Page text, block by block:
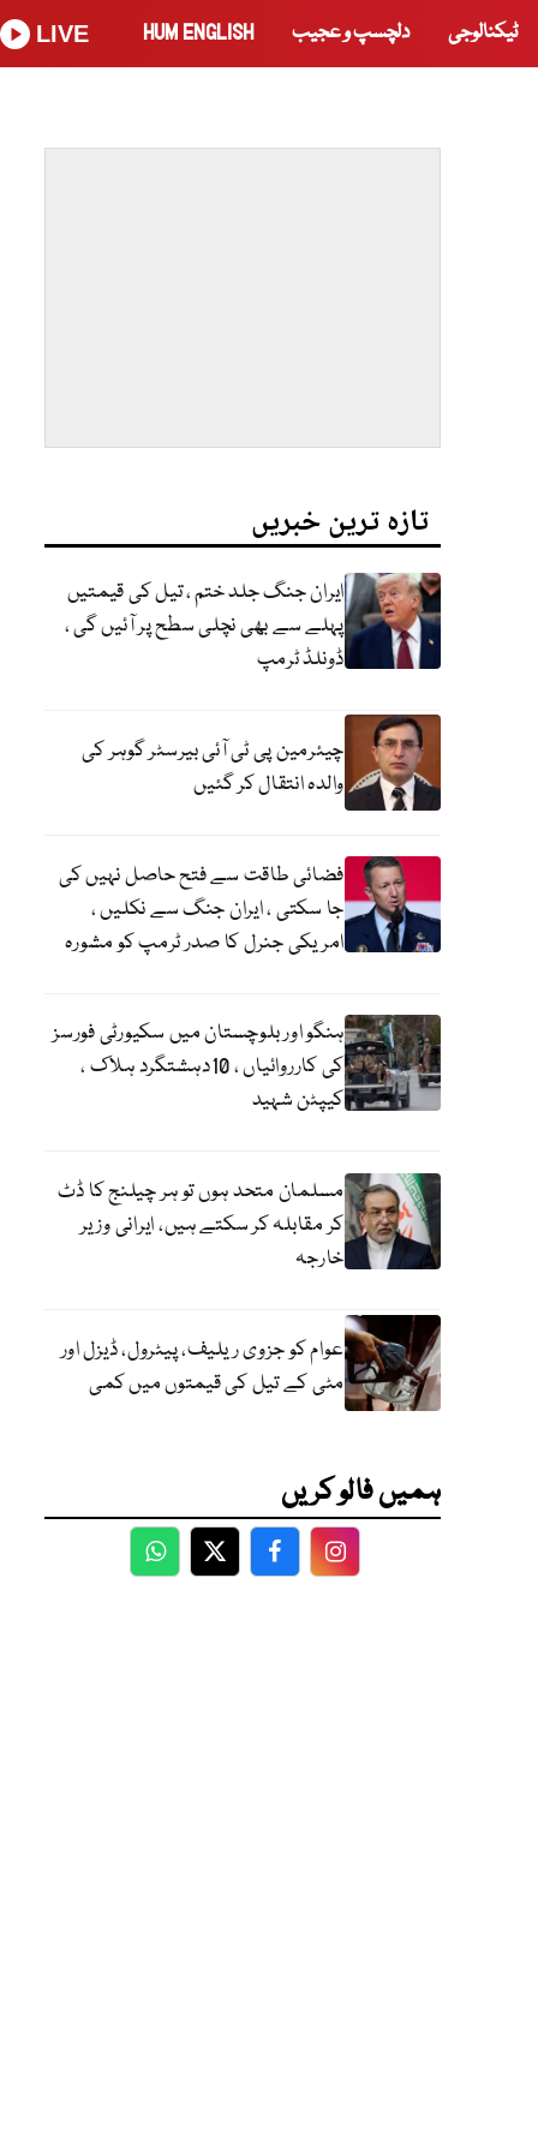
ٹیکنالوجی دلچسپ و عجیب HUM ENGLISH
LIVE
تازہ ترین خبریں
ایران جنگ جلد ختم ، تیل کی قیمتیں
پہلے سے بھی نچلی سطح پر آئیں گی ،
ڈونلڈ ٹرمپ
چیئرمین پی ٹی آئی بیرسٹر گوہر کی
والدہ انتقال کر گئیں
فضائی طاقت سے فتح حاصل نہیں کی
جا سکتی ، ایران جنگ سے نکلیں ،
امریکی جنرل کا صدر ٹرمپ کو مشورہ
ہنگو اور بلوچستان میں سکیورٹی فورسز
کی کارروائیاں ، 10دہشتگرد ہلاک ،
کیپٹن شہید
مسلمان متحد ہوں تو ہر چیلنج کا ڈٹ
کر مقابلہ کر سکتے ہیں، ایرانی وزیر
خارجہ
عوام کو جزوی ریلیف، پیٹرول، ڈیزل اور
مٹی کے تیل کی قیمتوں میں کمی
ہمیں فالو کریں
WhatsApp
TwitterFacebookFacebook